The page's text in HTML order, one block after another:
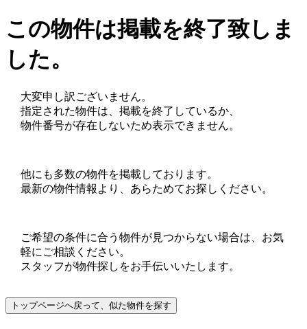
この物件は掲載を終了致しま
した。
大変申し訳ございません。
指定された物件は、掲載を終了しているか、
物件番号が存在しないため表示できません。
他にも多数の物件を掲載しております。
最新の物件情報より、あらためてお探しください。
ご希望の条件に合う物件が見つからない場合は、お気
軽にご相談ください。
スタッフが物件探しをお手伝いいたします。